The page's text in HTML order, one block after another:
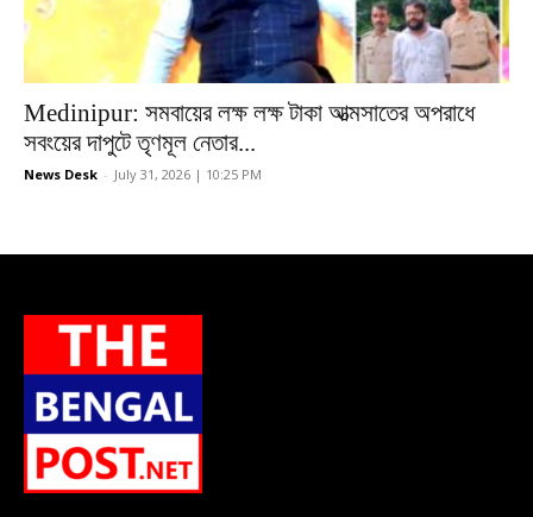
Medinipur: সমবায়ের লক্ষ লক্ষ টাকা আত্মসাতের অপরাধে
সবংয়ের দাপুটে তৃণমূল নেতার...
News Desk - July 31, 2026 | 10:25 PM